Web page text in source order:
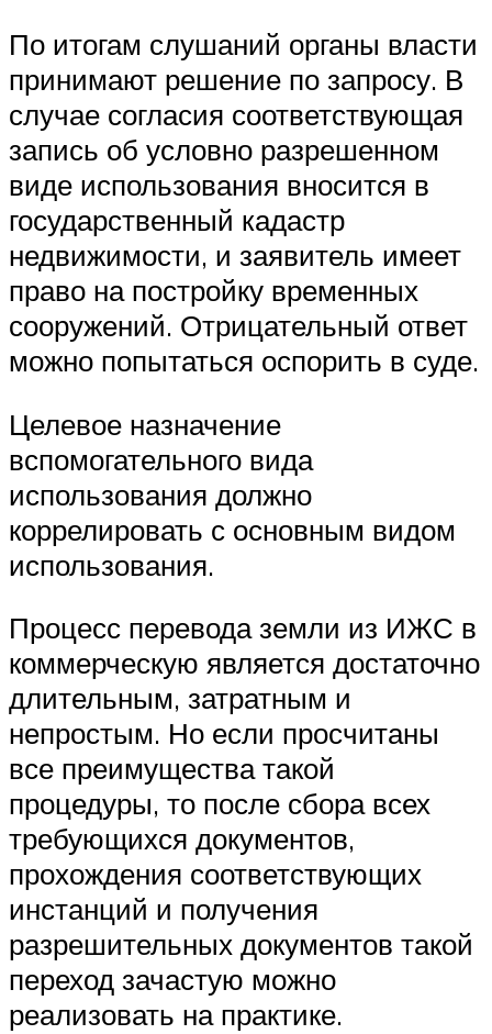
По итогам слушаний органы власти
принимают решение по запросу. В
случае согласия соответствующая
запись об условно разрешенном
виде использования вносится в
государственный кадастр
недвижимости, и заявитель имеет
право на постройку временных
сооружений. Отрицательный ответ
можно попытаться оспорить в суде.
Целевое назначение
вспомогательного вида
использования должно
коррелировать с основным видом
использования.
Процесс перевода земли из ИЖС в
коммерческую является достаточно
длительным, затратным и
непростым. Но если просчитаны
все преимущества такой
процедуры, то после сбора всех
требующихся документов,
прохождения соответствующих
инстанций и получения
разрешительных документов такой
переход зачастую можно
реализовать на практике.